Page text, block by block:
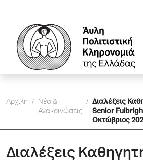
Αρχικη /
Νέα &
Ανακοινώσεις
/ Διαλέξεις
Senior
Οκτώβριος
Διαλέξεις